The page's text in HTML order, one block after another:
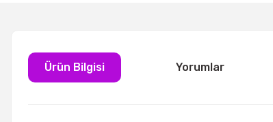
Ürün Bilgisi Yorumlar